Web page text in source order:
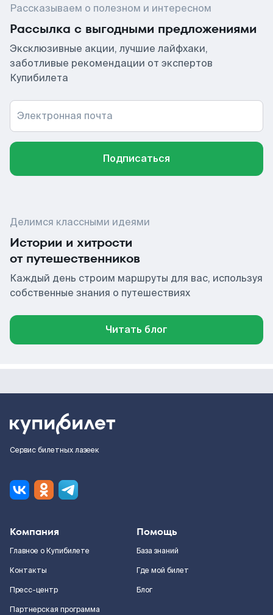
Рассказываем о полезном и интересном
Рассылка с выгодными предложениями
Эксклюзивные акции, лучшие лайфхаки,
заботливые рекомендации от экспертов
Купибилета
Электронная почта
Подписаться
Делимся классными идеями
Истории и хитрости
от путешественников
Каждый день строим маршруты для вас, используя
собственные знания о путешествиях
Читать блог
Сервис билетных лазеек
Компания
Главное о Купибилете
Контакты
Пресс-центр
Партнерская программа
Помощь
База знаний
Где мой билет
Блог